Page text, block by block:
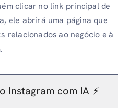
clicar no link principal de
ele abrirá uma página que
relacionados ao negócio e à
Instagram com IA ⚡️